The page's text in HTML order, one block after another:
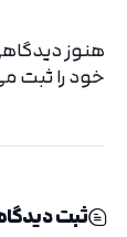
هنوز
خود را ثبت
ثبت